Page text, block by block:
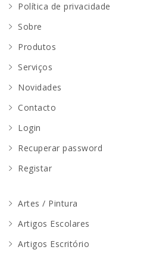
Política de privacidade
Sobre
Produtos
Serviços
Novidades
Contacto
Login
Recuperar password
Registar
Artes / Pintura
Artigos Escolares
Artigos Escritório